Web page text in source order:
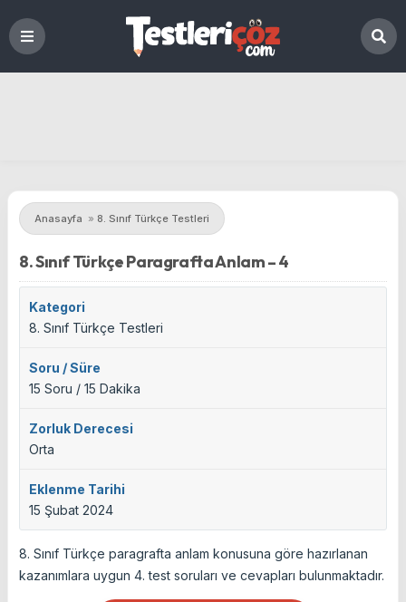
Anasayfa » 8. Sınıf Türkçe Testleri
8. Sınıf Türkçe Paragrafta Anlam – 4
Kategori
8. Sınıf Türkçe Testleri
Soru / Süre
15 Soru / 15 Dakika
Zorluk Derecesi
Orta
Eklenme Tarihi
15 Şubat 2024
8. Sınıf Türkçe paragrafta anlam konusuna göre hazırlanan
kazanımlara uygun 4. test soruları ve cevapları bulunmaktadır.